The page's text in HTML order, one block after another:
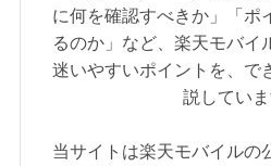
に何を確認すべきか」「ポ
るのか」など、楽天モバイ
迷いやすいポイントを、で
説していま
当サイトは楽天モバイルの